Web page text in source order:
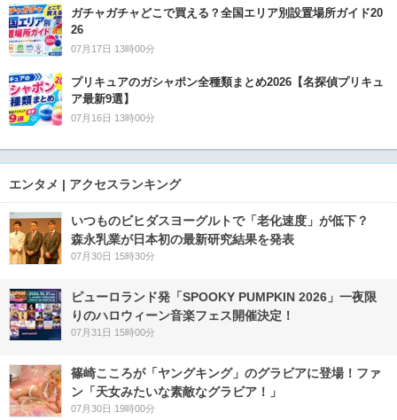
ガチャガチャどこで買える？全国エリア別設置場所ガイド20
26
07月17日 13時00分
プリキュアのガシャポン全種類まとめ2026【名探偵プリキュ
ア最新9選】
07月16日 13時00分
エンタメ | アクセスランキング
いつものビヒダスヨーグルトで「老化速度」が低下？
森永乳業が日本初の最新研究結果を発表
07月30日 15時30分
ピューロランド発「SPOOKY PUMPKIN 2026」一夜限
りのハロウィーン音楽フェス開催決定！
07月31日 15時00分
篠崎こころが「ヤングキング」のグラビアに登場！ファ
ン「天女みたいな素敵なグラビア！」
07月30日 19時00分